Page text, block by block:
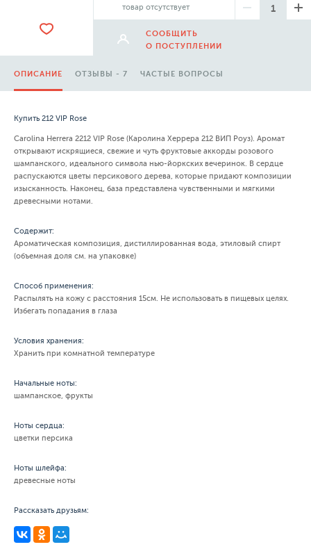
товар отсутствует
СООБЩИТЬ
О ПОСТУПЛЕНИИ
ОПИСАНИЕ ОТЗЫВЫ - 7 ЧАСТЫЕ ВОПРОСЫ
Купить 212 VIP Rose
Carolina Herrera 2212 VIP Rose (Каролина Херрера 212 ВИП Роуз). Аромат
открывают искрящиеся, свежие и чуть фруктовые аккорды розового
шампанского, идеального символа нью-йоркских вечеринок. В сердце
распускаются цветы персикового дерева, которые придают композиции
изысканность. Наконец, база представлена чувственными и мягкими
древесными нотами.
Содержит:
Ароматическая композиция, дистиллированная вода, этиловый спирт
(объемная доля см. на упаковке)
Способ применения:
Распылять на кожу с расстояния 15см. Не использовать в пищевых целях.
Избегать попадания в глаза
Условия хранения:
Хранить при комнатной температуре
Начальные ноты:
шампанское, фрукты
Ноты сердца:
цветки персика
Ноты шлейфа:
древесные ноты
Рассказать друзьям: